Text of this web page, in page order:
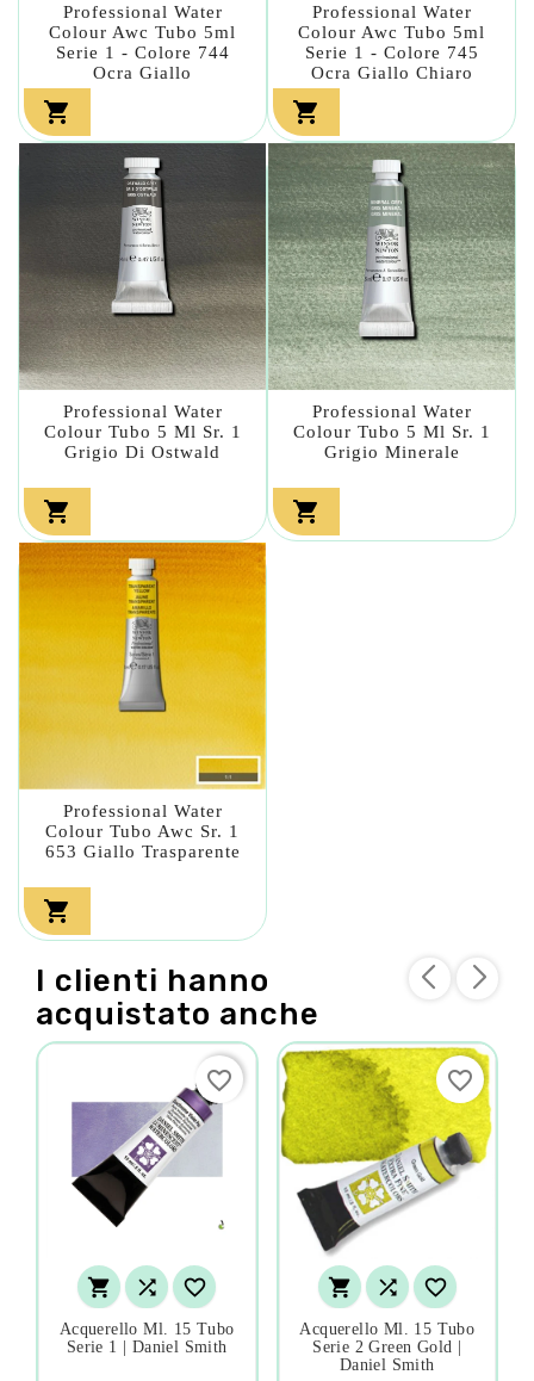
Professional Water
Colour Awc Tubo 5ml
Serie 1 - Colore 744
Ocra Giallo

Professional Water
Colour Awc Tubo 5ml
Serie 1 - Colore 745
Ocra Giallo Chiaro

Professional Water
Colour Tubo 5 Ml Sr. 1
Grigio Di Ostwald

Professional Water
Colour Tubo 5 Ml Sr. 1
Grigio Minerale

Professional Water
Colour Tubo Awc Sr. 1
653 Giallo Trasparente

I clienti hanno
acquistato anche
  
Acquerello Ml. 15 Tubo
Serie 1 | Daniel Smith
favorite_border
  
Acquerello Ml. 15 Tubo
Serie 2 Green Gold |
Daniel Smith
favorite_border